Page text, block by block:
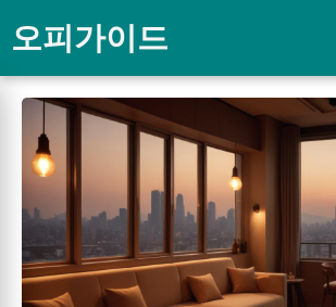
오피가이드